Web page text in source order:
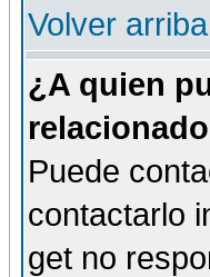
Volver arriba
¿A quien
Puede
contactarlo
get no